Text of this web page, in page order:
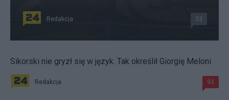
Redakcja 33
Sikorski nie gryzł się w język. Tak określił Giorgię Meloni
Redakcja 93